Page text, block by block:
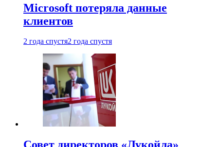
Microsoft потеряла данные
клиентов
2 года спустя2 года спустя